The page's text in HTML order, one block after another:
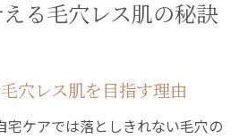
る毛穴レス肌の秘訣
穴レス肌を目指す理由
宅ケアでは落としきれない毛穴の